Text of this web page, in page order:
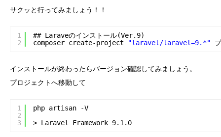
サクッと行ってみましょう！！
1
2
## Laraveのインストール(Ver.9)
composer create-project
"laravel/laravel=9.*"
インストールが終わったらバージョン確認してみましょう。
プロジェクトへ移動して
1
2
3
php artisan -V
> Laravel Framework 9.1.0